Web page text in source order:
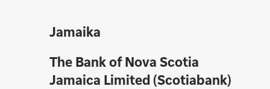
Jamaika
The Bank of Nova Scotia
Jamaica Limited (Scotiabank)